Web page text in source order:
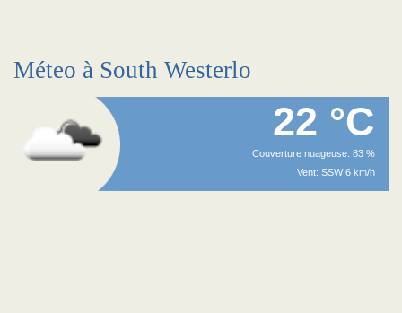
Méteo à South Westerlo
22 °C
Couverture nuageuse: 83 %
Vent: SSW 6 km/h